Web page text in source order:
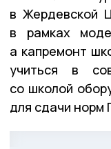
в Жердевской
в рамках
а капремонт
учиться в
со школой
для сдачи норм